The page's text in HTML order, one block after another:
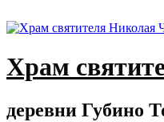
Храм
деревни Губино